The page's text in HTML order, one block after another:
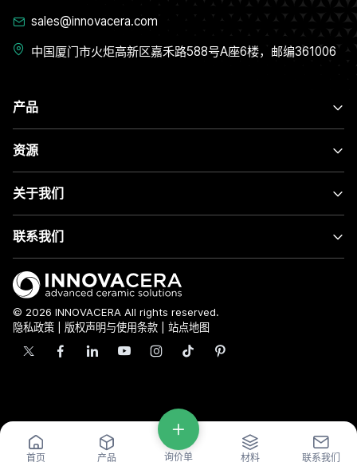
首页 产品 询价单 材料 联系我们
产品
资源
关于我们
联系我们
sales@innovacera.com
中国厦门市火炬高新区嘉禾路588号A座6楼，邮编361006
© 2026 INNOVACERA All rights reserved.
隐私政策
版权声明与使用条款 站点地图